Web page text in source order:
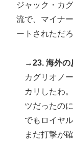
ジャック・カ
流で、マイナ
ートされただろ
→23. 海外の
カグリオノ
カリしたわ
ツだったのに
でもロイヤ
まだ打撃が